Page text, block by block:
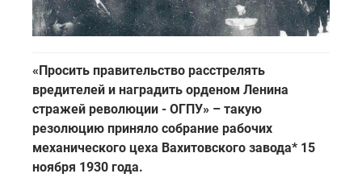
«Просить правительство расстрелять
вредителей и наградить орденом Ленина
стражей революции - ОГПУ» – такую
резолюцию приняло собрание рабочих
механического цеха Вахитовского завода* 15
ноября 1930 года.